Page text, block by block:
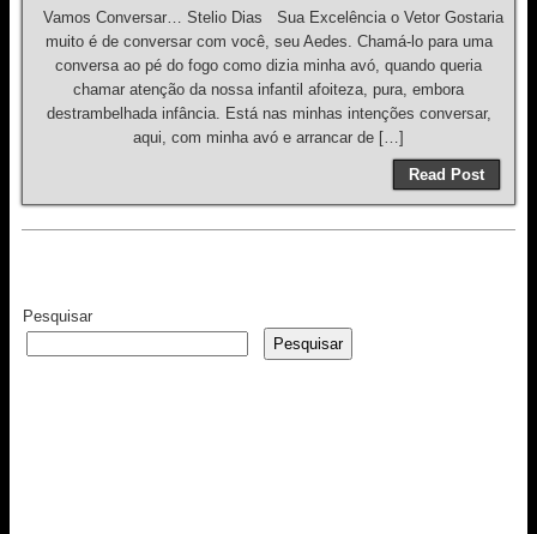
Vamos Conversar… Stelio Dias Sua Excelência o Vetor Gostaria
muito é de conversar com você, seu Aedes. Chamá-lo para uma
conversa ao pé do fogo como dizia minha avó, quando queria
chamar atenção da nossa infantil afoiteza, pura, embora
destrambelhada infância. Está nas minhas intenções conversar,
aqui, com minha avó e arrancar de […]
Read Post
Pesquisar
Pesquisar